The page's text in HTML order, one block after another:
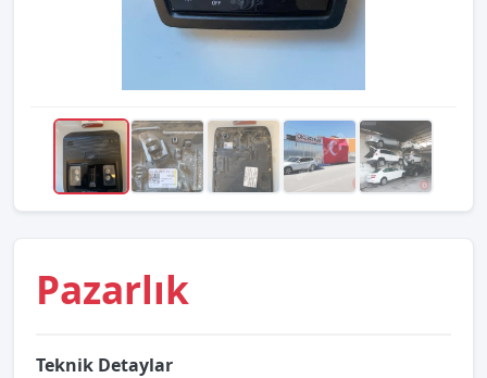
Pazarlık
Teknik Detaylar